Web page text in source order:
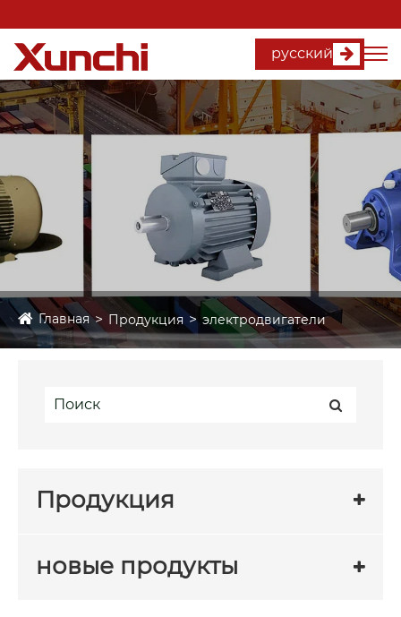
русский
Главная Продукция электродвигатели
Продукция
новые продукты